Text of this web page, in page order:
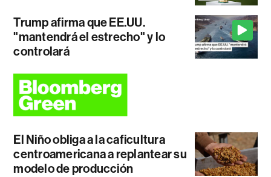
Trump afirma que EE.UU.
"mantendrá el estrecho" y lo
controlará
El Niño obliga a la caficultura
centroamericana a replantear su
modelo de producción